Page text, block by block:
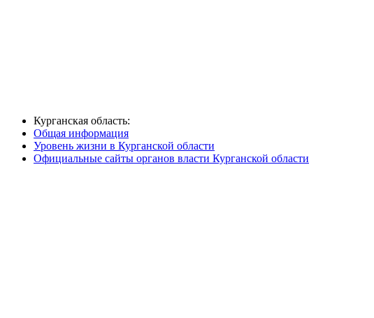
Курганская область:
Общая информация
Уровень жизни в Курганской области
Официальные сайты органов власти Курганской области